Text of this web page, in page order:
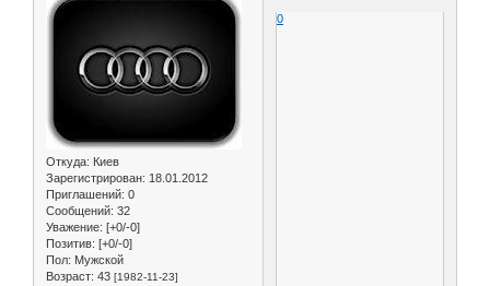
Откуда: Киев
Зарегистрирован: 18.01.2012
Приглашений: 0
Сообщений: 32
Уважение: [+0/-0]
Позитив: [+0/-0]
Пол: Мужской
Возраст: 43 [1982-11-23]
0